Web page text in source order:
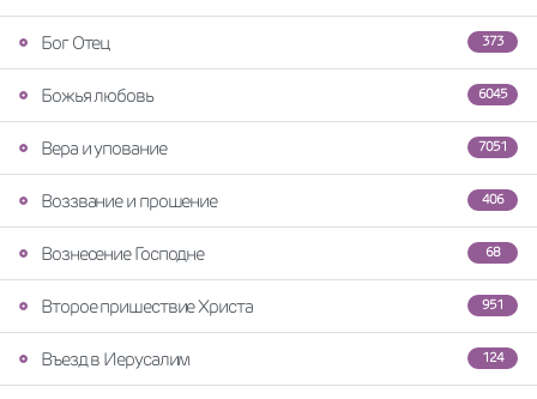
373
Бог Отец
6045
Божья любовь
7051
Вера и упование
406
Воззвание и прошение
68
Вознесение Господне
951
Второе пришествие Христа
124
Въезд в Иерусалим